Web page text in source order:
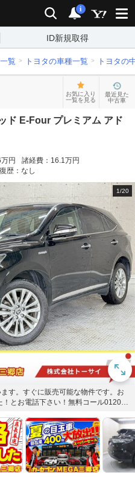
検索 通知
i
ID新規取得
覧 トヨタの車種一覧 トヨタの
お気に入り
一覧を見る
最近見た
中古車
ド E-Four プレミアム アド
万円 諸経費： 16.1万円
歴： なし
1/20
す。すぐに販売可能な物件です。お
とお電話下さい！無料コール0120-5